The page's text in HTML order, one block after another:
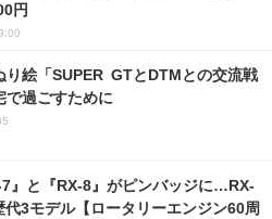
円
絵「SUPER GTとDTMとの交流戦
で過ごすために
7』と『RX-8』がピンバッジに…RX-
代3モデル【ロータリーエンジン60周